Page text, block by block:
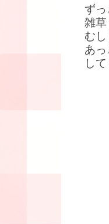
ず
雑
む
あ
し